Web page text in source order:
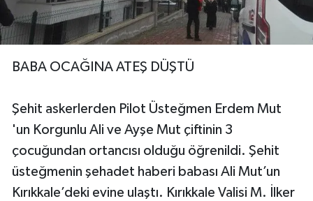
BABA OCAĞINA ATEŞ DÜŞTÜ
Şehit askerlerden Pilot Üsteğmen Erdem Mut
'un Korgunlu Ali ve Ayşe Mut çiftinin 3
çocuğundan ortancısı olduğu öğrenildi. Şehit
üsteğmenin şehadet haberi babası Ali Mut’un
Kırıkkale’deki evine ulaştı. Kırıkkale Valisi M. İlker